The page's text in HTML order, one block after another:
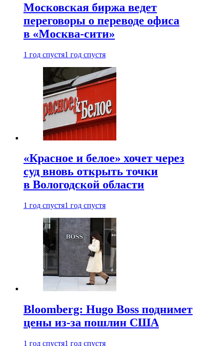
Московская биржа ведет
переговоры о переводе офиса
в «Москва-сити»
1 год спустя1 год спустя
«Красное и белое» хочет через
суд вновь открыть точки
в Вологодской области
1 год спустя1 год спустя
Bloomberg: Hugo Boss поднимет
цены из-за пошлин США
1 год спустя1 год спустя